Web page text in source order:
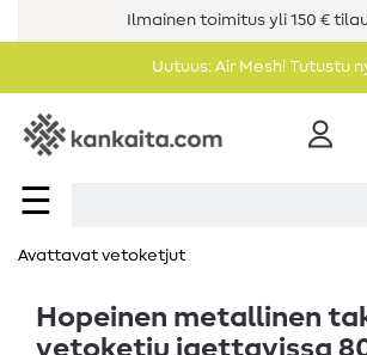
Ilmainen toimitus yli 150 €
Uutuus: Air Mesh! Tutustu
☰
Avattavat vetoketjut
Hopeinen metallinen